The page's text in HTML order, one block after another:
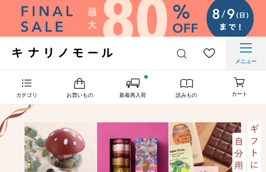
メニュー
カテゴリ お買いもの 新着再入荷 読みもの カート